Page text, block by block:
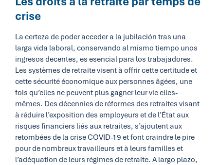
crise
La certeza de poder acceder a la jubilación tras una
larga vida laboral, conservando al mismo tiempo unos
ingresos decentes, es esencial para los trabajadores.
Les systèmes de retraite visent à offrir cette certitude et
cette sécurité économique aux personnes âgées, une
fois qu’elles ne peuvent plus gagner leur vie elles-
mêmes. Des décennies de réformes des retraites visant
à réduire l’exposition des employeurs et de l’État aux
risques financiers liés aux retraites, s’ajoutent aux
retombées de la crise COVID-19 et font craindre le pire
pour de nombreux travailleurs et à leurs familles et
l’adéquation de leurs régimes de retraite. A largo plazo,